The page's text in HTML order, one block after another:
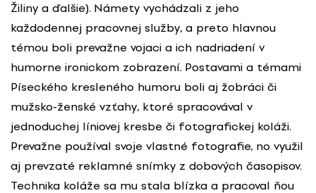
Žiliny a ďalšie). Námety vychádzali z jeho
každodennej pracovnej služby, a preto hlavnou
témou boli prevažne vojaci a ich nadriadení v
humorne ironickom zobrazení. Postavami a témami
Píseckého kresleného humoru boli aj žobráci či
mužsko-ženské vzťahy, ktoré spracovával v
jednoduchej líniovej kresbe či fotografickej koláži.
Prevažne používal svoje vlastné fotografie, no využil
aj prevzaté reklamné snímky z dobových časopisov.
Technika koláže sa mu stala blízka a pracoval ňou